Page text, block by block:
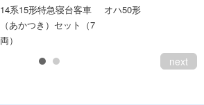
14系15形特急寝台客車
（あかつき）セット（7
両）
オハ50形
next